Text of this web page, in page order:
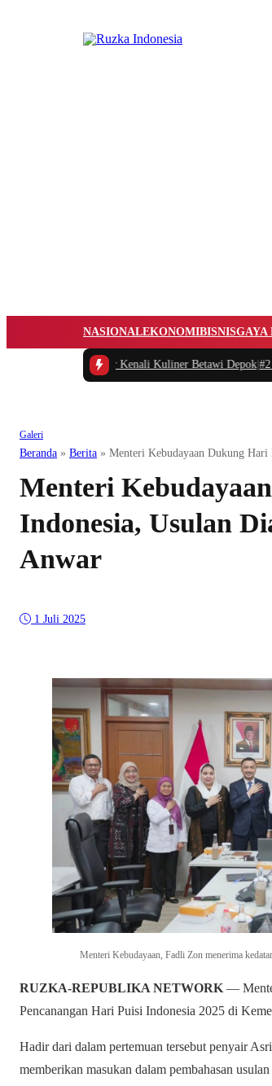
NASIONALEKONOMIBISNISGAYA
Moka Jabar Kenali Kuliner Betawi Depok|#2 -
Galeri
Beranda » Berita » Menteri Kebudayaan Dukung
Menteri
Indonesia, Usulan
Anwar
1 Juli 2025
Menteri Kebudayaan, Fadli Zon menerima
RUZKA-REPUBLIKA NETWORK —
Pencanangan Hari Puisi Indonesia 2025 di
Hadir dari dalam pertemuan tersebut penyair
memberikan masukan dalam pembahasan